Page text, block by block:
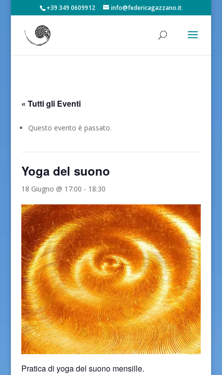
+39 349 0609912 info@federicagazzano.it
« Tutti gli Eventi
Questo evento è passato.
Yoga del suono
18 Giugno @ 17:00 - 18:30
Pratica di yoga del suono mensille.